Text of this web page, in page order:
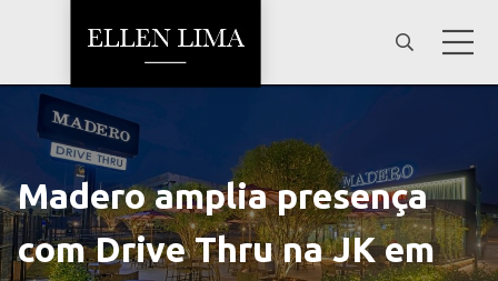
Madero amplia presença
com Drive Thru na JK em